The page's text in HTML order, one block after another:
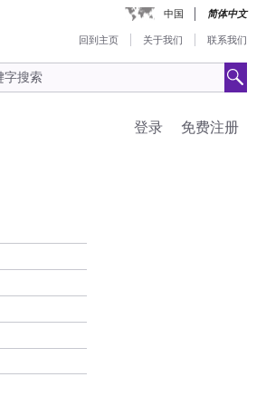
中国 简体中文
回到主页 关于我们 联系我们
免费注册
登录